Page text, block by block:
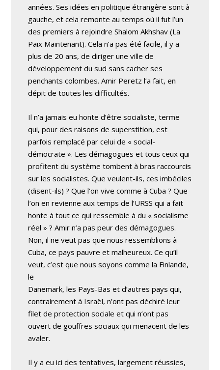
années. Ses idées en politique étrangère sont à
gauche, et cela remonte au temps où il fut l’un
des premiers à rejoindre Shalom Akhshav (La
Paix Maintenant). Cela n’a pas été facile, il y a
plus de 20 ans, de diriger une ville de
développement du sud sans cacher ses
penchants colombes. Amir Peretz l’a fait, en
dépit de toutes les difficultés.
Il n’a jamais eu honte d’être socialiste, terme
qui, pour des raisons de superstition, est
parfois remplacé par celui de « social-
démocrate ». Les démagogues et tous ceux qui
profitent du système tombent à bras raccourcis
sur les socialistes. Que veulent-ils, ces imbéciles
(disent-ils) ? Que l’on vive comme à Cuba ? Que
l’on en revienne aux temps de l’URSS qui a fait
honte à tout ce qui ressemble à du « socialisme
réel » ? Amir n’a pas peur des démagogues.
Non, il ne veut pas que nous ressemblions à
Cuba, ce pays pauvre et malheureux. Ce qu’il
veut, c’est que nous soyons comme la Finlande,
le
Danemark, les Pays-Bas et d’autres pays qui,
contrairement à Israël, n’ont pas déchiré leur
filet de protection sociale et qui n’ont pas
ouvert de gouffres sociaux qui menacent de les
avaler.
Il y a eu ici des tentatives, largement réussies,